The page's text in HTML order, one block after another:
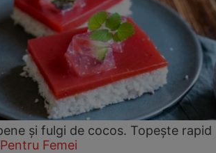
şi fulgi de cocos. Topește rapid
Pentru Femei